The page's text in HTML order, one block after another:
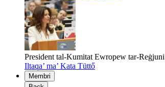
President tal-Kumitat Ewropew tar-Reġjuni
Iltaqa’ ma’ Kata Tüttő
Membri